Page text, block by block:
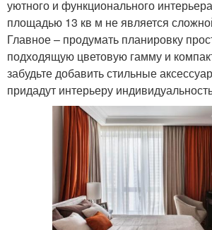
уютного и функционального
площадью 13 кв м не является
Главное – продумать планировку
подходящую цветовую гамму и
забудьте добавить стильные
придадут интерьеру